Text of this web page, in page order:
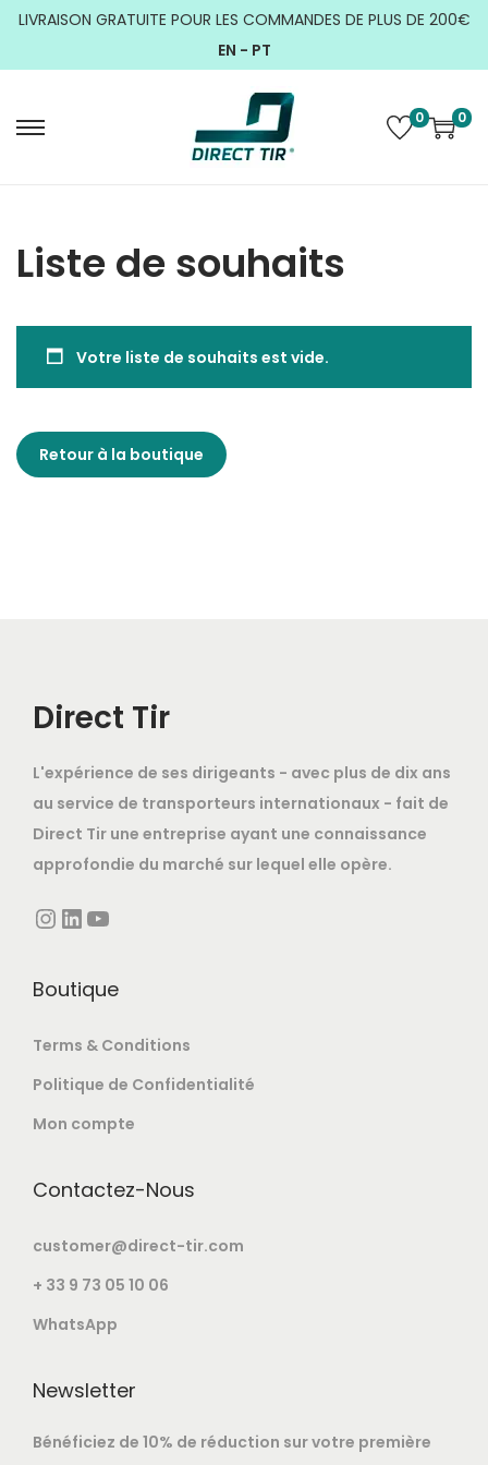
LIVRAISON GRATUITE POUR LES COMMANDES DE PLUS DE 200€
EN - PT
0 0
Liste de souhaits
Votre liste de souhaits est vide.
Retour à la boutique
Direct Tir
L'expérience de ses dirigeants - avec plus de dix ans
au service de transporteurs internationaux - fait de
Direct Tir une entreprise ayant une connaissance
approfondie du marché sur lequel elle opère.
Boutique
Terms & Conditions
Politique de Confidentialité
Mon compte
Contactez-Nous
customer@direct-tir.com
+ 33 9 73 05 10 06
WhatsApp
Newsletter
Bénéficiez de 10% de réduction sur votre première